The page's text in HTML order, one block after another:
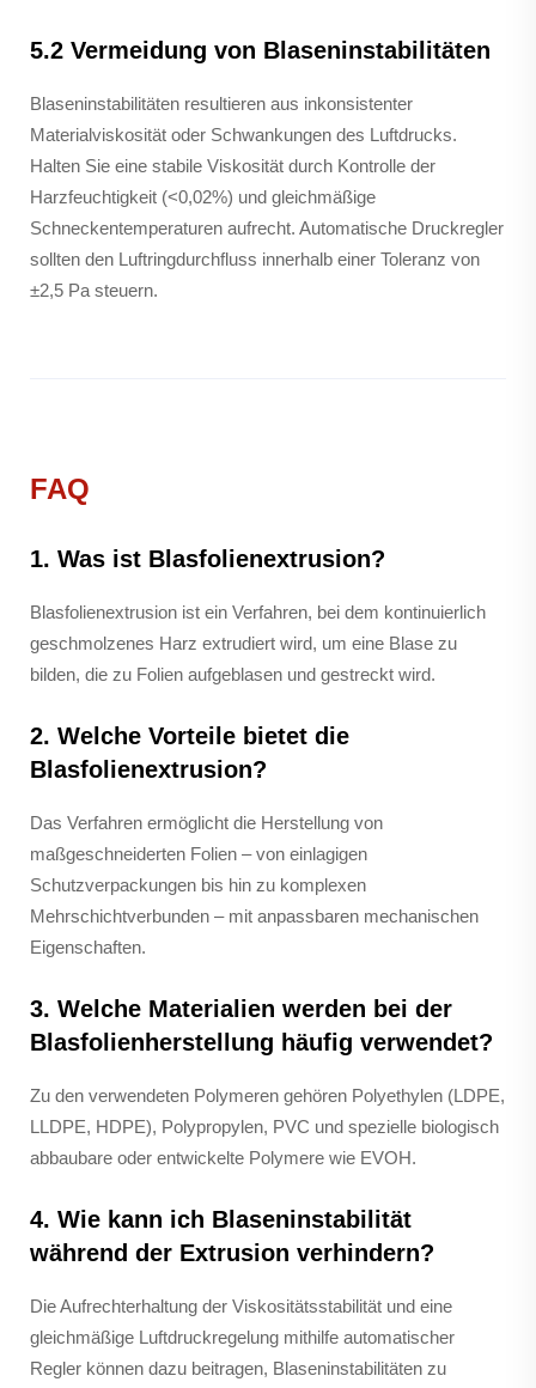
5.2 Vermeidung von Blaseninstabilitäten
Blaseninstabilitäten resultieren aus inkonsistenter
Materialviskosität oder Schwankungen des Luftdrucks.
Halten Sie eine stabile Viskosität durch Kontrolle der
Harzfeuchtigkeit (<0,02%) und gleichmäßige
Schneckentemperaturen aufrecht. Automatische Druckregler
sollten den Luftringdurchfluss innerhalb einer Toleranz von
±2,5 Pa steuern.
FAQ
1. Was ist Blasfolienextrusion?
Blasfolienextrusion ist ein Verfahren, bei dem kontinuierlich
geschmolzenes Harz extrudiert wird, um eine Blase zu
bilden, die zu Folien aufgeblasen und gestreckt wird.
2. Welche Vorteile bietet die
Blasfolienextrusion?
Das Verfahren ermöglicht die Herstellung von
maßgeschneiderten Folien – von einlagigen
Schutzverpackungen bis hin zu komplexen
Mehrschichtverbunden – mit anpassbaren mechanischen
Eigenschaften.
3. Welche Materialien werden bei der
Blasfolienherstellung häufig verwendet?
Zu den verwendeten Polymeren gehören Polyethylen (LDPE,
LLDPE, HDPE), Polypropylen, PVC und spezielle biologisch
abbaubare oder entwickelte Polymere wie EVOH.
4. Wie kann ich Blaseninstabilität
während der Extrusion verhindern?
Die Aufrechterhaltung der Viskositätsstabilität und eine
gleichmäßige Luftdruckregelung mithilfe automatischer
Regler können dazu beitragen, Blaseninstabilitäten zu